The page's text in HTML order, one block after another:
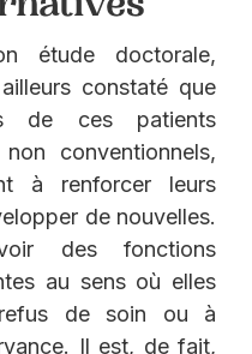
étude doctorale,
constaté que
de ces patients
conventionnels,
à renforcer leurs
de nouvelles.
des fonctions
au sens où elles
de soin ou à
Il est, de fait,